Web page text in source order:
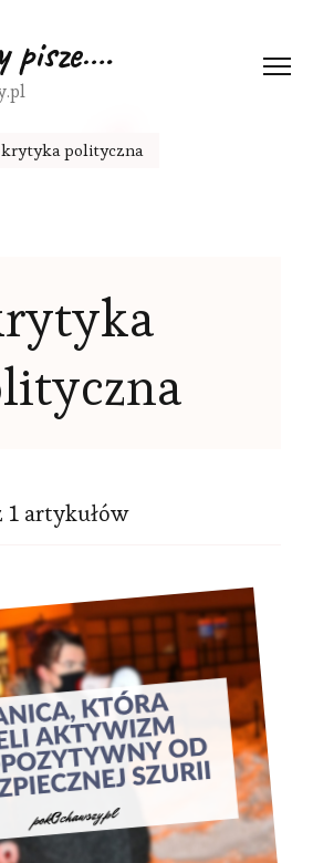
pisze….
krytyka polityczna
1 artykułów